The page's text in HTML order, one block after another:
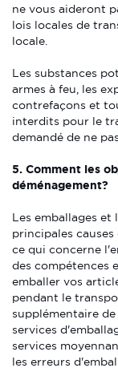
ne vous aideront
lois locales de
locale.
Les substances
armes à feu, les
contrefaçons et
interdits pour le
demandé de ne
5. Comment les
déménagement?
Les emballages
principales
ce qui concerne
des compétences
emballer vos
pendant le
supplémentaire
services
services
les erreurs